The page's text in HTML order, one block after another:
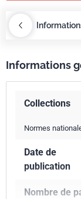
Informations
Collections
Normes
Date de
publication
Nombre de